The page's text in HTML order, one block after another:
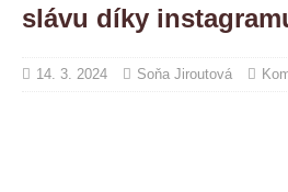
slávu díky
14. 3. 2024 Soňa Jiroutová